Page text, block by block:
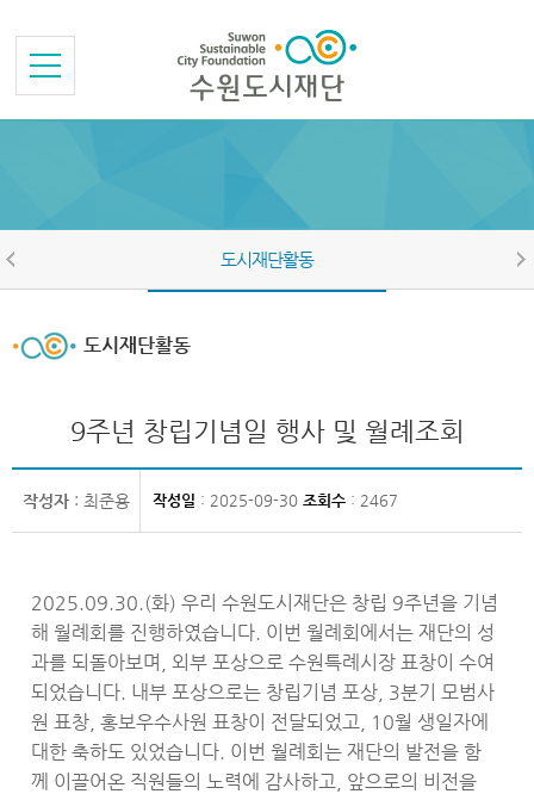
도시재단활동
도시재단활동
9주년 창립기념일 행사 및 월례조회
작성자: 최준용 작성일 : 2025-09-30 조회수 : 2467
2025.09.30.(화) 우리 수원도시재단은 창립 9주년을 기념
해 월례회를 진행하였습니다. 이번 월례회에서는 재단의 성
과를 되돌아보며, 외부 포상으로 수원특례시장 표창이 수여
되었습니다. 내부 포상으로는 창립기념 포상, 3분기 모범사
원 표창, 홍보우수사원 표창이 전달되었고, 10월 생일자에
대한 축하도 있었습니다. 이번 월례회는 재단의 발전을 함
께 이끌어온 직원들의 노력에 감사하고, 앞으로의 비전을